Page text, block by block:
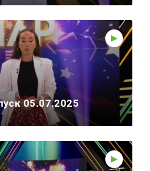
05.07.2025